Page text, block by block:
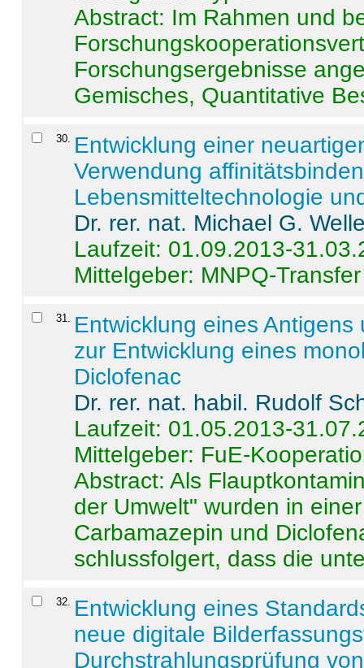
Abstract: Im Rahmen und
Forschungsergebnisse
Gemisches, Quantitative
30. Entwicklung einer
Verwendung
Lebensmitteltechnologie
Dr. rer. nat. Michael G.
Laufzeit: 01.09.2013-
Mittelgeber: MNPQ-Transfer
31. Entwicklung eines
zur Entwicklung eines
Diclofenac
Dr. rer. nat. habil. Rudolf
Laufzeit: 01.05.2013-
Mittelgeber: FuE-
Abstract:Als
der Umwelt" wurden in
Carbamazepin und
schlussfolgert, dass die
32. Entwicklung eines
neue digitale
Durchstrahlungsprüfung